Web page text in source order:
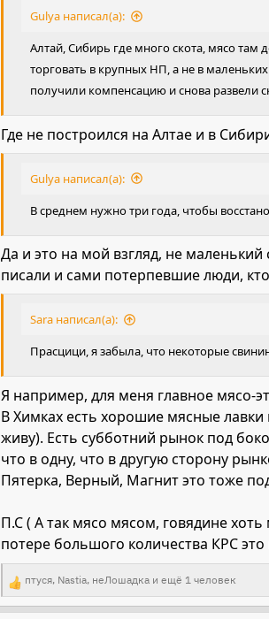
Gulya написал(а):
Алтай, Сибирь где много скота, мясо
торговать в крупных НП, а не в
получили компенсацию и снова развели
Где не построился на Алтае и в
Gulya написал(а):
В среднем нужно три года, чтобы
Да и это на мой взгляд, не
писали и сами потерпевшие люди,
Sara написал(а):
Прасцици, я забыла, что некоторые
Я например, для меня главное мясо-
В Химках есть хорошие мясные
живу). Есть субботний рынок под
что в одну, что в другую сторону
Пятерка, Верный, Магнит это тоже
П.С ( А так мясо мясом, говядине
потере большого количества КРС
Р
е
птуся, Nastia, неЛошадка и ещё 1 человек